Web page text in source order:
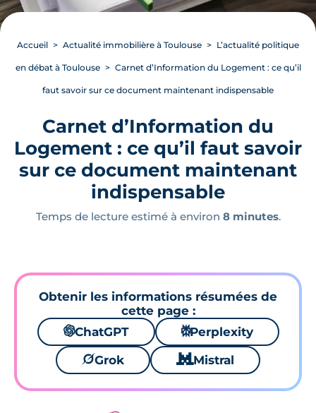
Accueil Actualité immobilière à Toulouse L’actualité politique
en débat à Toulouse Carnet d’Information du Logement : ce qu’il
faut savoir sur ce document maintenant indispensable
Carnet d’Information du
Logement : ce qu’il faut savoir
sur ce document maintenant
indispensable
Temps de lecture estimé à environ 8 minutes.
Obtenir les informations résumées de
cette page :
🌌ChatGPT ⚙Perplexity
🪐Grok 🐱 Mistral